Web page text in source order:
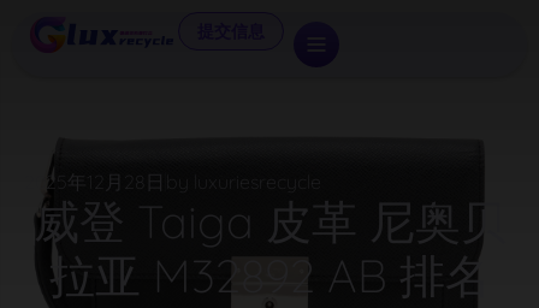
2025年12月28日 by luxuriesrecycle
威登 Taiga 皮革 尼奥贝
拉亚 M32892 AB 排名